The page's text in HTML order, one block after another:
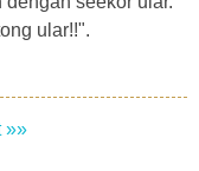
ular!!".
»»